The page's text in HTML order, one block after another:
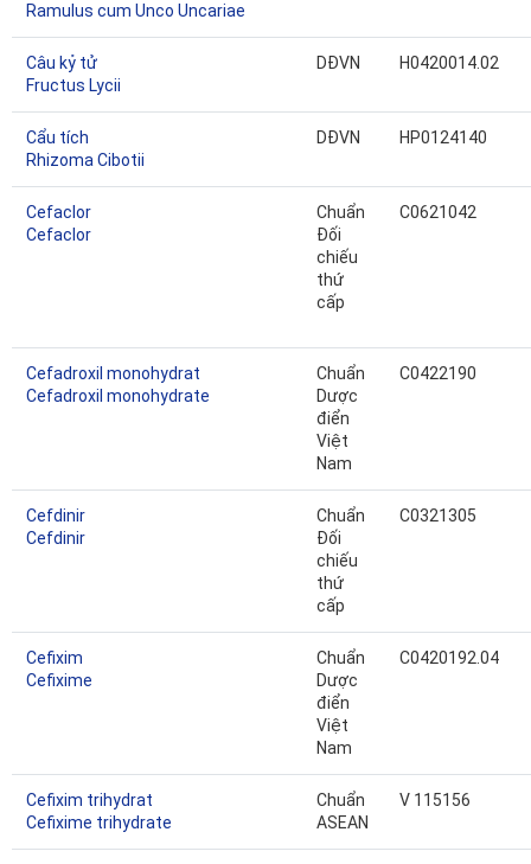
Ramulus cum Unco Uncariae
Câu kỷ tử
Fructus Lycii
DĐVN H0420014.02
Cẩu tích
Rhizoma Cibotii
DĐVN HP0124140
Cefaclor
Cefaclor
Chuẩn
Đối
chiếu
thứ
cấp
C0621042
Cefadroxil monohydrat
Cefadroxil monohydrate
Chuẩn
Dược
điển
Việt
Nam
C0422190
Cefdinir
Cefdinir
Chuẩn
Đối
chiếu
thứ
cấp
C0321305
Cefixim
Cefixime
Chuẩn
Dược
điển
Việt
Nam
C0420192.04
Cefixim trihydrat
Cefixime trihydrate
Chuẩn
ASEAN
V 115156